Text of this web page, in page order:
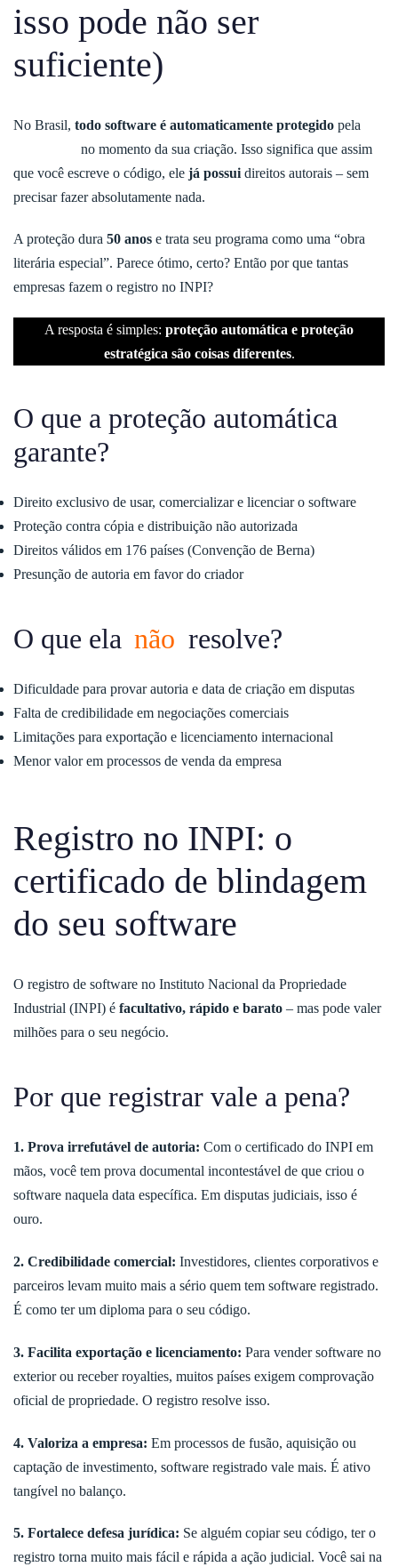
isso pode não ser
suficiente)
No Brasil, todo software é automaticamente protegido pela
no momento da sua criação. Isso significa que assim
que você escreve o código, ele já possui direitos autorais – sem
precisar fazer absolutamente nada.
A proteção dura 50 anos e trata seu programa como uma “obra
literária especial”. Parece ótimo, certo? Então por que tantas
empresas fazem o registro no INPI?
A resposta é simples: proteção automática e proteção
estratégica são coisas diferentes.
O que a proteção automática
garante?
Direito exclusivo de usar, comercializar e licenciar o software
Proteção contra cópia e distribuição não autorizada
Direitos válidos em 176 países (Convenção de Berna)
Presunção de autoria em favor do criador
O que ela não resolve?
Dificuldade para provar autoria e data de criação em disputas
Falta de credibilidade em negociações comerciais
Limitações para exportação e licenciamento internacional
Menor valor em processos de venda da empresa
Registro no INPI: o
certificado de blindagem
do seu software
O registro de software no Instituto Nacional da Propriedade
Industrial (INPI) é facultativo, rápido e barato – mas pode valer
milhões para o seu negócio.
Por que registrar vale a pena?
1. Prova irrefutável de autoria: Com o certificado do INPI em
mãos, você tem prova documental incontestável de que criou o
software naquela data específica. Em disputas judiciais, isso é
ouro.
2. Credibilidade comercial: Investidores, clientes corporativos e
parceiros levam muito mais a sério quem tem software registrado.
É como ter um diploma para o seu código.
3. Facilita exportação e licenciamento: Para vender software no
exterior ou receber royalties, muitos países exigem comprovação
oficial de propriedade. O registro resolve isso.
4. Valoriza a empresa: Em processos de fusão, aquisição ou
captação de investimento, software registrado vale mais. É ativo
tangível no balanço.
5. Fortalece defesa jurídica: Se alguém copiar seu código, ter o
registro torna muito mais fácil e rápida a ação judicial. Você sai na